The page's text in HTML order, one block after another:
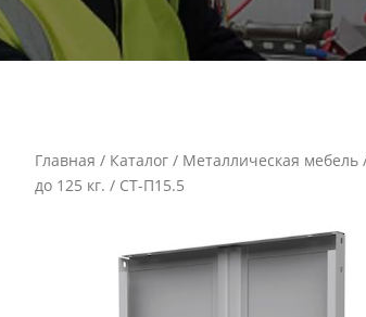
Главная / Каталог / Металлическая мебель
до 125 кг. / СТ-П15.5